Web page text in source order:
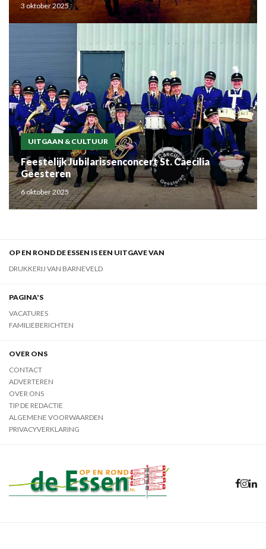
3 oktober 2025
UITGAAN & CULTUUR
Feestelijk Jubilarissenconcert St. Caecilia
Geesteren
6 oktober 2025
OP EN ROND DE ESSEN IS EEN UITGAVE VAN
DRUKKERIJ VAN BARNEVELD
PAGINA'S
VACATURES
FAMILIEBERICHTEN
OVER ONS
CONTACT
ADVERTEREN
OVER ONS
TIP DE REDACTIE
ALGEMENE VOORWAARDEN
PRIVACYVERKLARING